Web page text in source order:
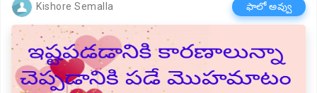
Kishore Semalla ఫాలో అవ్వు